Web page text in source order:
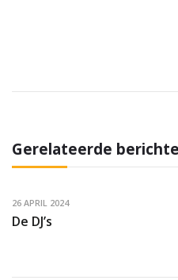
Gerelateerde
26 APRIL 2024
De DJ’s